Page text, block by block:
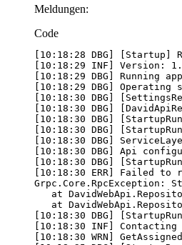
Meldungen:
Code